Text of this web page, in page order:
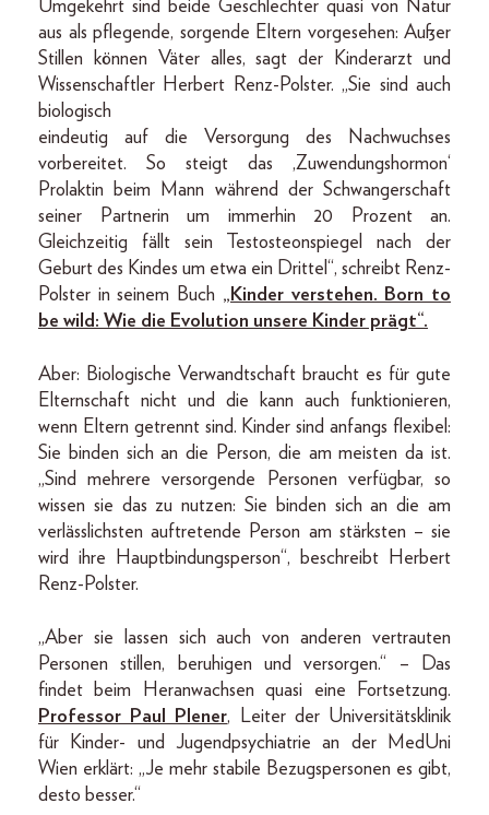
Umgekehrt sind beide Geschlechter quasi von Natur
aus als pflegende, sorgende Eltern vorgesehen: Außer
Stillen können Väter alles, sagt der Kinderarzt und
Wissenschaftler Herbert Renz-Polster. „Sie sind auch
biologisch
eindeutig auf die Versorgung des Nachwuchses
vorbereitet. So steigt das ,Zuwendungshormon‘
Prolaktin beim Mann während der Schwangerschaft
seiner Partnerin um immerhin 20 Prozent an.
Gleichzeitig fällt sein Testosteonspiegel nach der
Geburt des Kindes um etwa ein Drittel“, schreibt Renz-
Polster in seinem Buch „Kinder verstehen. Born to
be wild: Wie die Evolution unsere Kinder prägt“.
Aber: Biologische Verwandtschaft braucht es für gute
Elternschaft nicht und die kann auch funktionieren,
wenn Eltern getrennt sind. Kinder sind anfangs flexibel:
Sie binden sich an die Person, die am meisten da ist.
„Sind mehrere versorgende Personen verfügbar, so
wissen sie das zu nutzen: Sie binden sich an die am
verlässlichsten auftretende Person am stärksten – sie
wird ihre Hauptbindungsperson“, beschreibt Herbert
Renz-Polster.
„Aber sie lassen sich auch von anderen vertrauten
Personen stillen, beruhigen und versorgen.“ – Das
findet beim Heranwachsen quasi eine Fortsetzung.
Professor Paul Plener, Leiter der Universitätsklinik
für Kinder- und Jugendpsychiatrie an der MedUni
Wien erklärt: „Je mehr stabile Bezugspersonen es gibt,
desto besser.“